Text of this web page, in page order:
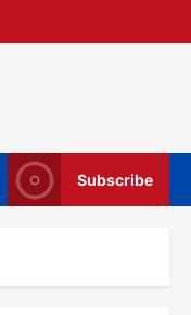
Subscribe